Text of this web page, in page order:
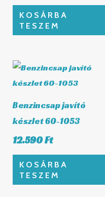
KOSÁRBA
TESZEM
Benzincsap javító
készlet 60-1053
12.590Ft
KOSÁRBA
TESZEM